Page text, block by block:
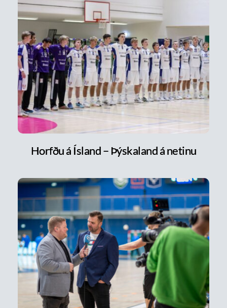
Horfðu á Ísland – Þýskaland á netinu